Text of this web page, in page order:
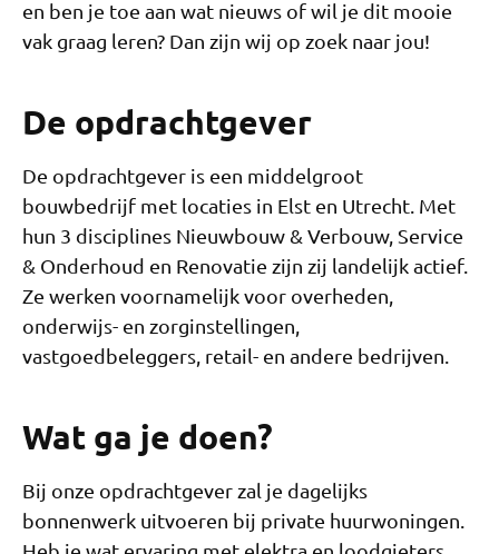
en ben je toe aan wat nieuws of wil je dit mooie
vak graag leren? Dan zijn wij op zoek naar jou!
De opdrachtgever
De opdrachtgever is een middelgroot
bouwbedrijf met locaties in Elst en Utrecht. Met
hun 3 disciplines Nieuwbouw & Verbouw, Service
& Onderhoud en Renovatie zijn zij landelijk actief.
Ze werken voornamelijk voor overheden,
onderwijs- en zorginstellingen,
vastgoedbeleggers, retail- en andere bedrijven.
Wat ga je doen?
Bij onze opdrachtgever zal je dagelijks
bonnenwerk uitvoeren bij private huurwoningen.